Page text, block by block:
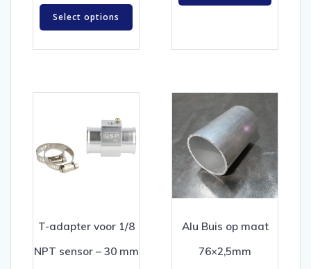
Select options
T-adapter voor 1/8
NPT sensor – 30 mm
Alu Buis op maat
76×2,5mm